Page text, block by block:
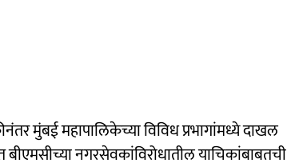
मुंबई महापालिकेच्या विविध प्रभागांमध्ये दाखल
नगरसेवकांविरोधातील याचिकांबाबतची